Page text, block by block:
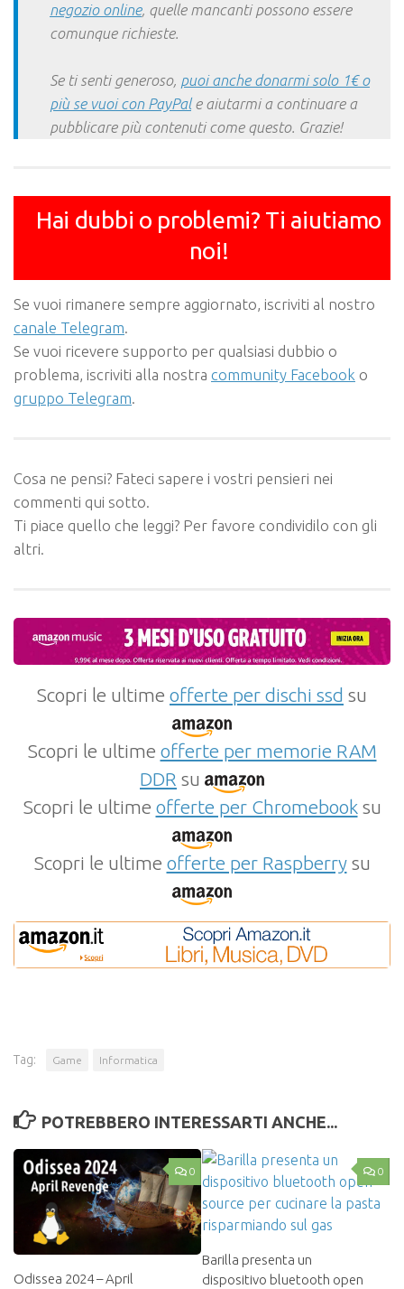
negozio online, quelle mancanti possono essere
comunque richieste.
Se ti senti generoso, puoi anche donarmi solo 1€ o
più se vuoi con PayPale aiutarmi a continuare a
pubblicare più contenuti come questo. Grazie!
Hai dubbi o problemi? Ti aiutiamo
noi!
Se vuoi rimanere sempre aggiornato, iscriviti al nostro
canale Telegram.
Se vuoi ricevere supporto per qualsiasi dubbio o
problema, iscriviti alla nostra community Facebook o
gruppo Telegram.
Cosa ne pensi? Fateci sapere i vostri pensieri nei
commenti qui sotto.
Ti piace quello che leggi? Per favore condividilo con gli
altri.
Scopri le ultime offerte per dischi ssd su
Scopri le ultime offerte per memorie RAM
DDR su
Scopri le ultime offerte per Chromebooksu
Scopri le ultime offerte per Raspberrysu
Tag: Game Informatica
POTREBBERO INTERESSARTI ANCHE...
0
Odissea 2024 – April
0
Barilla presenta un
dispositivo bluetooth open